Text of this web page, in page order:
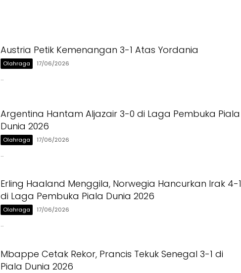
Austria Petik Kemenangan 3-1 Atas Yordania
Olahraga 17/06/2026
…
Argentina Hantam Aljazair 3-0 di Laga Pembuka Piala
Dunia 2026
Olahraga 17/06/2026
…
Erling Haaland Menggila, Norwegia Hancurkan Irak 4-1
di Laga Pembuka Piala Dunia 2026
Olahraga 17/06/2026
…
Mbappe Cetak Rekor, Prancis Tekuk Senegal 3-1 di
Piala Dunia 2026